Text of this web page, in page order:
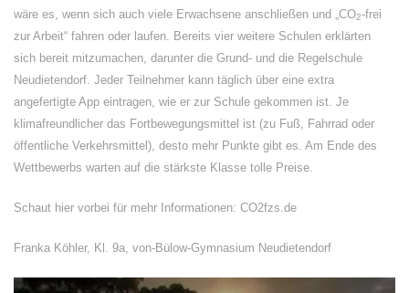
wäre es, wenn sich auch viele Erwachsene anschließen und „CO2-frei
zur Arbeit“ fahren oder laufen. Bereits vier weitere Schulen erklärten
sich bereit mitzumachen, darunter die Grund- und die Regelschule
Neudietendorf. Jeder Teilnehmer kann täglich über eine extra
angefertigte App eintragen, wie er zur Schule gekommen ist. Je
klimafreundlicher das Fortbewegungsmittel ist (zu Fuß, Fahrrad oder
öffentliche Verkehrsmittel), desto mehr Punkte gibt es. Am Ende des
Wettbewerbs warten auf die stärkste Klasse tolle Preise.
Schaut hier vorbei für mehr Informationen: CO2fzs.de
Franka Köhler, Kl. 9a, von-Bülow-Gymnasium Neudietendorf